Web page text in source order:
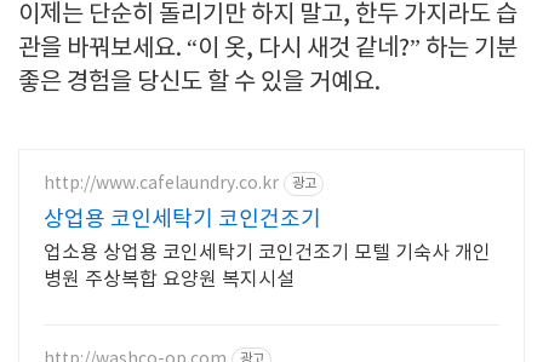
이제는 단순히 돌리기만 하지 말고, 한두 가지라도 습
관을 바꿔보세요. “이 옷, 다시 새것 같네?” 하는 기분
좋은 경험을 당신도 할 수 있을 거예요.
http://www.cafelaundry.co.kr 광고
상업용 코인세탁기 코인건조기
업소용 상업용 코인세탁기 코인건조기 모텔 기숙사 개인
병원 주상복합 요양원 복지시설